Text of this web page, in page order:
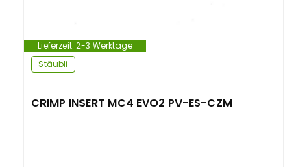
Lieferzeit: 2-3 Werktage
Stäubli
CRIMP INSERT MC4 EVO2 PV-ES-CZM